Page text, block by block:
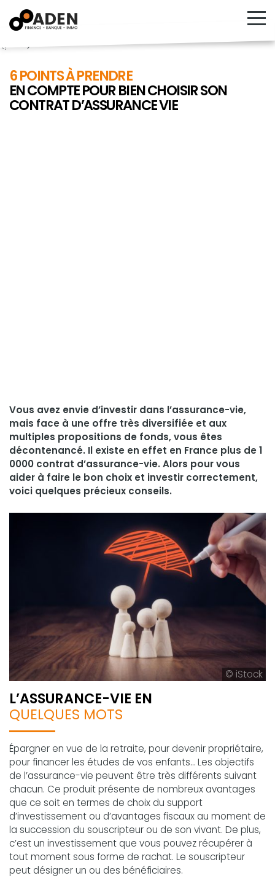
<!---->
6 POINTS À PRENDRE
EN COMPTE POUR BIEN CHOISIR SON
CONTRAT D’ASSURANCE VIE
Vous avez envie d’investir dans l’assurance-vie,
mais face à une offre très diversifiée et aux
multiples propositions de fonds, vous êtes
décontenancé. Il existe en effet en France plus de 1
0000 contrat d’assurance-vie. Alors pour vous
aider à faire le bon choix et investir correctement,
voici quelques précieux conseils.
© iStock
L’ASSURANCE-VIE EN
QUELQUES MOTS
Épargner en vue de la retraite, pour devenir propriétaire,
pour financer les études de vos enfants… Les objectifs
de l’assurance-vie peuvent être très différents suivant
chacun. Ce produit présente de nombreux avantages
que ce soit en termes de choix du support
d’investissement ou d’avantages fiscaux au moment de
la succession du souscripteur ou de son vivant. De plus,
c’est un investissement que vous pouvez récupérer à
tout moment sous forme de rachat. Le souscripteur
peut désigner un ou des bénéficiaires.